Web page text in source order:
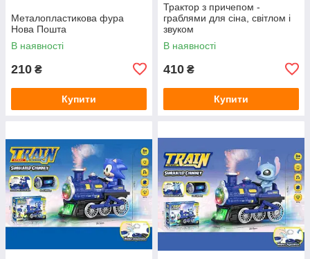
Металопластикова фура
Нова Пошта
В наявності
210 ₴
Купити
Трактор з причепом -
граблями для сіна, світлом і
звуком
В наявності
410 ₴
Купити